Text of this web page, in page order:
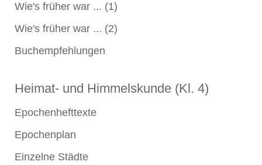
Wie's früher war ... (1)
Wie's früher war ... (2)
Buchempfehlungen
Heimat- und Himmelskunde (Kl. 4)
Epochenhefttexte
Epochenplan
Einzelne Städte